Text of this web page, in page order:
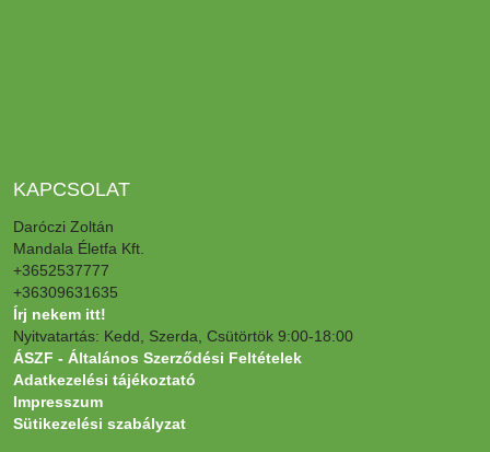
KAPCSOLAT
Daróczi Zoltán
Mandala Életfa Kft.
+3652537777
+36309631635
Írj nekem itt!
Nyitvatartás: Kedd, Szerda, Csütörtök 9:00-18:00
ÁSZF - Általános Szerződési Feltételek
Adatkezelési tájékoztató
Impresszum
Sütikezelési szabályzat